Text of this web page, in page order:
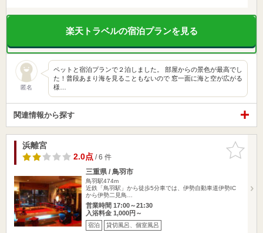
楽天トラベルの宿泊プランを見る
匿名
ペットと宿泊プランで２泊しました。 部屋からの景色が最高でし
た！普段あまり海を見ることもないので 窓一面に海と空が広がる
様…
関連情報から探す
お気に入
りに追加
浜離宮
2.0点/ 6 件
三重県 / 鳥羽市
鳥羽駅474m
近鉄「鳥羽駅」から徒歩5分車では、伊勢自動車道伊勢IC
から伊勢二見鳥…
営業時間 17:00～21:30
入浴料金 1,000円～
宿泊 貸切風呂、個室風呂